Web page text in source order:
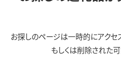
お探しのページは一時的にアクセ
もしくは削除された